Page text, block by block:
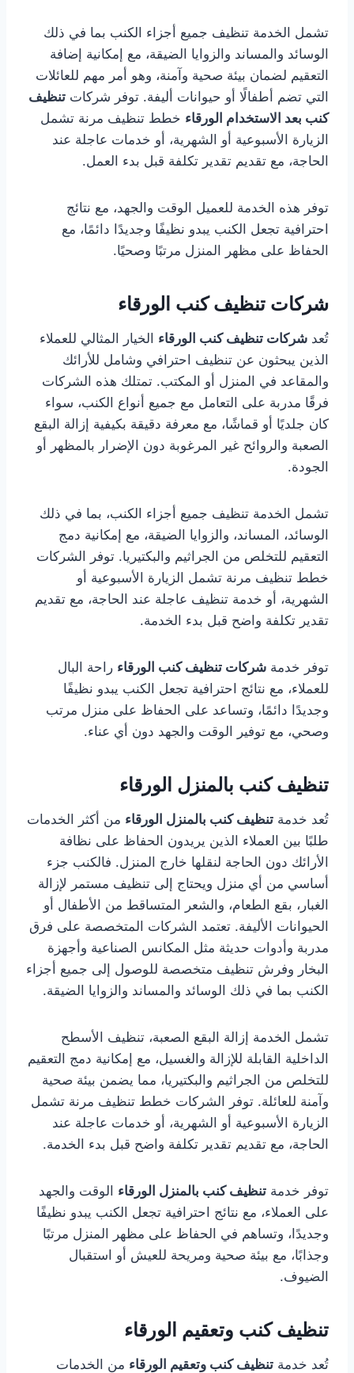
تشمل الخدمة تنظيف جميع أجزاء الكنب بما في ذلك
الوسائد والمساند والزوايا الضيقة، مع إمكانية إضافة
التعقيم لضمان بيئة صحية وآمنة، وهو أمر مهم للعائلات
التي تضم أطفالًا أو حيوانات أليفة. توفر شركات تنظيف
كنب بعد الاستخدام الورقاء خطط تنظيف مرنة تشمل
الزيارة الأسبوعية أو الشهرية، أو خدمات عاجلة عند
الحاجة، مع تقديم تقدير تكلفة قبل بدء العمل.
توفر هذه الخدمة للعميل الوقت والجهد، مع نتائج
احترافية تجعل الكنب يبدو نظيفًا وجديدًا دائمًا، مع
الحفاظ على مظهر المنزل مرتبًا وصحيًا.
شركات تنظيف كنب الورقاء
تُعد شركات تنظيف كنب الورقاء الخيار المثالي للعملاء
الذين يبحثون عن تنظيف احترافي وشامل للأرائك
والمقاعد في المنزل أو المكتب. تمتلك هذه الشركات
فرقًا مدربة على التعامل مع جميع أنواع الكنب، سواء
كان جلديًا أو قماشًا، مع معرفة دقيقة بكيفية إزالة البقع
الصعبة والروائح غير المرغوبة دون الإضرار بالمظهر أو
الجودة.
تشمل الخدمة تنظيف جميع أجزاء الكنب، بما في ذلك
الوسائد، المساند، والزوايا الضيقة، مع إمكانية دمج
التعقيم للتخلص من الجراثيم والبكتيريا. توفر الشركات
خطط تنظيف مرنة تشمل الزيارة الأسبوعية أو
الشهرية، أو خدمة تنظيف عاجلة عند الحاجة، مع تقديم
تقدير تكلفة واضح قبل بدء الخدمة.
توفر خدمة شركات تنظيف كنب الورقاء راحة البال
للعملاء، مع نتائج احترافية تجعل الكنب يبدو نظيفًا
وجديدًا دائمًا، وتساعد على الحفاظ على منزل مرتب
وصحي، مع توفير الوقت والجهد دون أي عناء.
تنظيف كنب بالمنزل الورقاء
تُعد خدمة تنظيف كنب بالمنزل الورقاء من أكثر الخدمات
طلبًا بين العملاء الذين يريدون الحفاظ على نظافة
الأرائك دون الحاجة لنقلها خارج المنزل. فالكنب جزء
أساسي من أي منزل ويحتاج إلى تنظيف مستمر لإزالة
الغبار، بقع الطعام، والشعر المتساقط من الأطفال أو
الحيوانات الأليفة. تعتمد الشركات المتخصصة على فرق
مدربة وأدوات حديثة مثل المكانس الصناعية وأجهزة
البخار وفرش تنظيف متخصصة للوصول إلى جميع أجزاء
الكنب بما في ذلك الوسائد والمساند والزوايا الضيقة.
تشمل الخدمة إزالة البقع الصعبة، تنظيف الأسطح
الداخلية القابلة للإزالة والغسيل، مع إمكانية دمج التعقيم
للتخلص من الجراثيم والبكتيريا، مما يضمن بيئة صحية
وآمنة للعائلة. توفر الشركات خطط تنظيف مرنة تشمل
الزيارة الأسبوعية أو الشهرية، أو خدمات عاجلة عند
الحاجة، مع تقديم تقدير تكلفة واضح قبل بدء الخدمة.
توفر خدمة تنظيف كنب بالمنزل الورقاء الوقت والجهد
على العملاء، مع نتائج احترافية تجعل الكنب يبدو نظيفًا
وجديدًا، وتساهم في الحفاظ على مظهر المنزل مرتبًا
وجذابًا، مع بيئة صحية ومريحة للعيش أو استقبال
الضيوف.
تنظيف كنب وتعقيم الورقاء
تُعد خدمة تنظيف كنب وتعقيم الورقاء من الخدمات